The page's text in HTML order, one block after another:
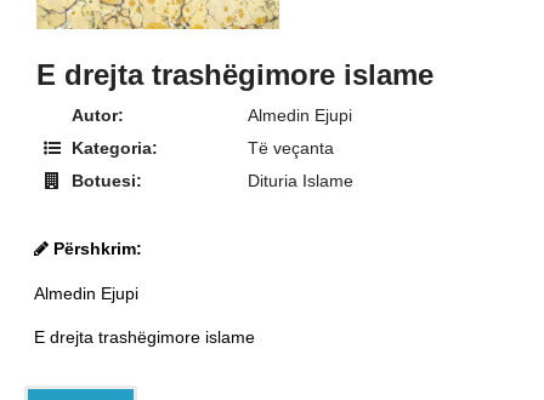
E drejta trashëgimore islame
Autor:
Almedin Ejupi
Kategoria:
Të veçanta
Botuesi:
Dituria Islame
Përshkrim:
Almedin Ejupi
E drejta trashëgimore islame